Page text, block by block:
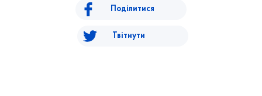
Поділитися
Твітнути